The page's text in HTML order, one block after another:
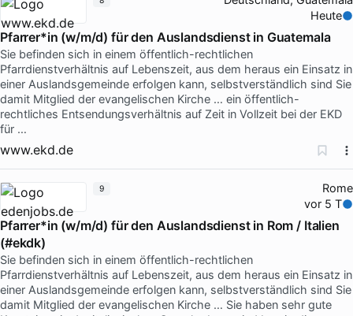
Heute
Pfarrer*in (w/m/d) für den Auslandsdienst in Guatemala
Sie befinden sich in einem öffentlich-rechtlichen
Pfarrdienstverhältnis auf Lebenszeit, aus dem heraus ein Einsatz in
einer Auslandsgemeinde erfolgen kann, selbstverständlich sind Sie
damit Mitglied der evangelischen Kirche … ein öffentlich-
rechtliches Entsendungsverhältnis auf Zeit in Vollzeit bei der EKD
für …
www.ekd.de
Rome
vor 5 T
Pfarrer*in (w/m/d) für den Auslandsdienst in Rom / Italien
(#ekdk)
Sie befinden sich in einem öffentlich-rechtlichen
Pfarrdienstverhältnis auf Lebenszeit, aus dem heraus ein Einsatz in
einer Auslandsgemeinde erfolgen kann, selbstverständlich sind Sie
damit Mitglied der evangelischen Kirche … Sie haben sehr gute
9